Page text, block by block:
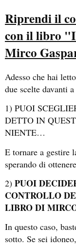
Riprendi il
con il libro
Mirco
Adesso che hai
due scelte davanti
1) PUOI
DETTO IN
NIENTE…
E tornare a gestire
sperando di
2) PUOI
CONTROLLO
LIBRO DI
In questo caso,
sotto. Se sei